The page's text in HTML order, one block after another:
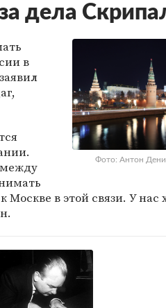
дела
Фото: Антон
в
в этой связи. У нас